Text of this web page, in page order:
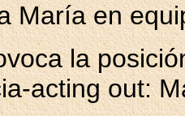
María en
la
acting out: